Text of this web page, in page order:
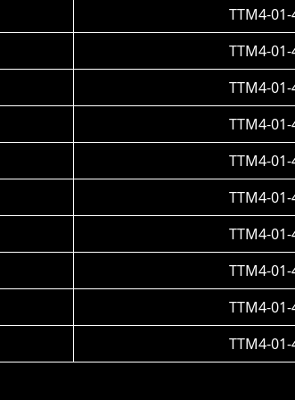
TTM4-01-
TTM4-01-
TTM4-01-
TTM4-01-
TTM4-01-
TTM4-01-
TTM4-01-
TTM4-01-
TTM4-01-
TTM4-01-